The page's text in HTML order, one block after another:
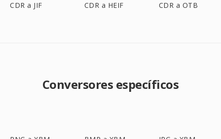
CDR a JIF CDR a HEIF CDR a OTB
Conversores específicos